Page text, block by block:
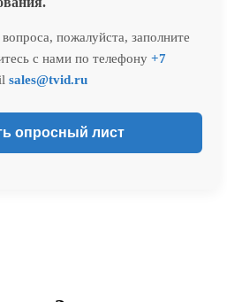
пожалуйста, заполните
с нами по телефону +7
sales@tvid.ru
опросный лист